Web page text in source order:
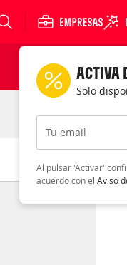
ACTIVA
Solo
Tu email
Al pulsar 'Activar'
acuerdo con el Aviso